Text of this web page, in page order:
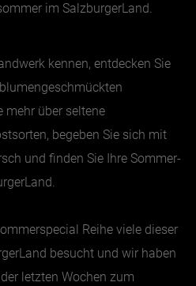
im SalzburgerLand.
kennen, entdecken Sie
mehr über seltene
begeben Sie sich mit
und finden Sie Ihre Sommer-
Reihe viele dieser
besucht und wir haben
letzten Wochen zum